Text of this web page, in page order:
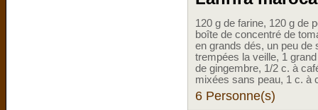
120 g de farine, 120 g de
boîte de concentré de
en grands dés, un peu de
trempées la veille, 1
de gingembre, 1/2 c. à
mixées sans peau, 1 c. à
6 Personne(s)